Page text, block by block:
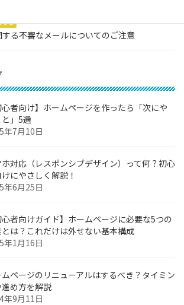
らせ
る不審なメールについてのご注意
心者向け】ホームページを作ったら「次にや
と」5選
年7月10日
ホ対応（レスポンシブデザイン）って何？初心
にやさしく解説！
年6月25日
心者向けガイド】ホームページに必要な5つの
とは？これだけは外せない基本構成
年1月16日
ムページのリニューアルはするべき？タイミン
進め方を解説
年9月11日